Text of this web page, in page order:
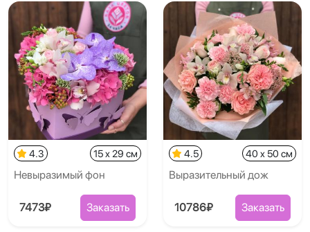
4.3 15 x 29 см
Невыразимый фон
7473₽ Заказать
4.5 40 x 50 см
Выразительный дож
10786₽ Заказать